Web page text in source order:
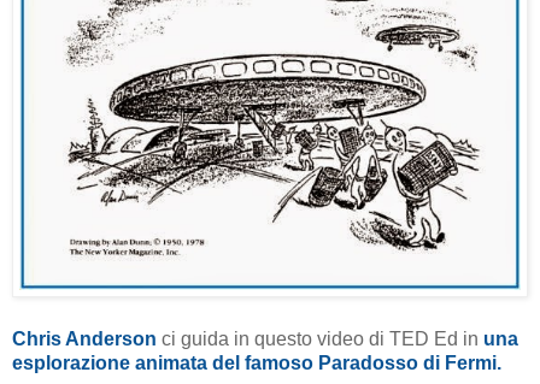
Chris Anderson ci guida in questo video di TED Ed in una
esplorazione animata del famoso Paradosso di Fermi.